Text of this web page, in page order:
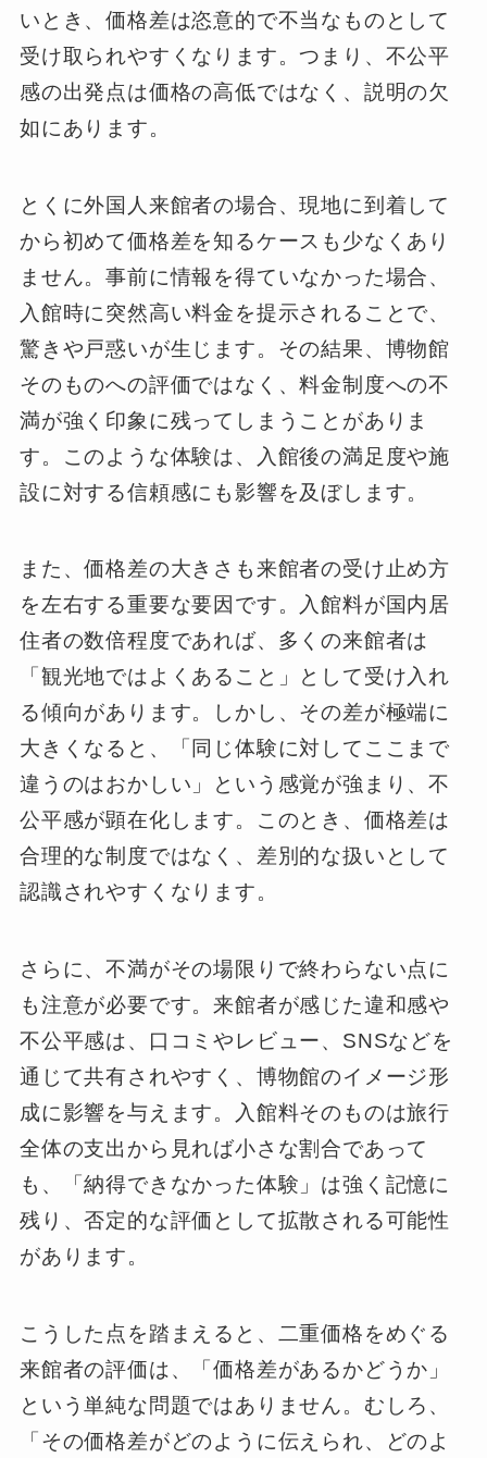
いとき、価格差は恣意的で不当なものとして
受け取られやすくなります。つまり、不公平
感の出発点は価格の高低ではなく、説明の欠
如にあります。
とくに外国人来館者の場合、現地に到着して
から初めて価格差を知るケースも少なくあり
ません。事前に情報を得ていなかった場合、
入館時に突然高い料金を提示されることで、
驚きや戸惑いが生じます。その結果、博物館
そのものへの評価ではなく、料金制度への不
満が強く印象に残ってしまうことがありま
す。このような体験は、入館後の満足度や施
設に対する信頼感にも影響を及ぼします。
また、価格差の大きさも来館者の受け止め方
を左右する重要な要因です。入館料が国内居
住者の数倍程度であれば、多くの来館者は
「観光地ではよくあること」として受け入れ
る傾向があります。しかし、その差が極端に
大きくなると、「同じ体験に対してここまで
違うのはおかしい」という感覚が強まり、不
公平感が顕在化します。このとき、価格差は
合理的な制度ではなく、差別的な扱いとして
認識されやすくなります。
さらに、不満がその場限りで終わらない点に
も注意が必要です。来館者が感じた違和感や
不公平感は、口コミやレビュー、SNSなどを
通じて共有されやすく、博物館のイメージ形
成に影響を与えます。入館料そのものは旅行
全体の支出から見れば小さな割合であって
も、「納得できなかった体験」は強く記憶に
残り、否定的な評価として拡散される可能性
があります。
こうした点を踏まえると、二重価格をめぐる
来館者の評価は、「価格差があるかどうか」
という単純な問題ではありません。むしろ、
「その価格差がどのように伝えられ、どのよ